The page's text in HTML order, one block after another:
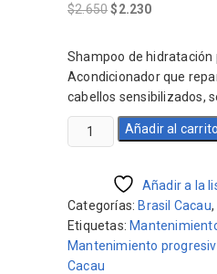
$2.650El
original
era:
$2.650.
$2.230El
actual
$2.230.
Shampoo de hidratación
Acondicionador que
cabellos sensibilizados,
Pack
Brasil
Primer
Mantenimiento
Progresivo
Sin
Añadir al carrito
Añadir a la
Categorías: Brasil Cacau,
Etiquetas:
Mantenimiento
Cacau